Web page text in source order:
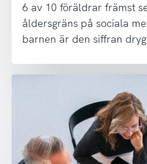
6 av 10 föräldrar främst
åldersgräns på sociala
barnen är den siffran